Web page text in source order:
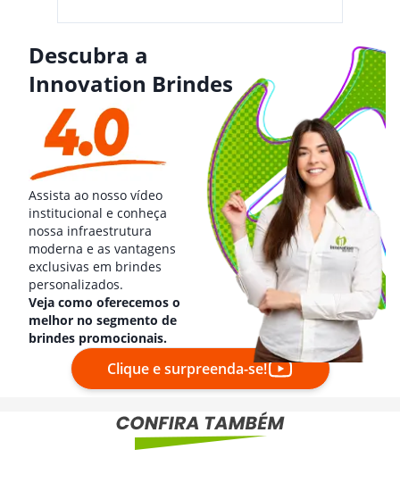
Descubra a
Innovation Brindes
Assista ao nosso vídeo
institucional e conheça
nossa infraestrutura
moderna e as vantagens
exclusivas em brindes
personalizados.
Veja como oferecemos o
melhor no segmento de
brindes promocionais.
Clique e surpreenda-se!